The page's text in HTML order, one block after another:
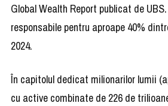
Global Wealth Report publicat de
responsabile pentru aproape 40%
2024.
În capitolul dedicat milionarilor lumii
cu active combinate de 226 de